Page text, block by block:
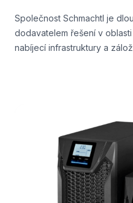
Společnost Schmachtl je
dodavatelem řešení v
nabíjecí infrastruktury a